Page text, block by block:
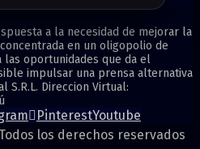
a la necesidad de mejorar la
en un oligopolio de
las oportunidades que da el
impulsar una prensa alternativa
S.R.L. Direccion Virtual:
PinterestYoutube
los derechos reservados